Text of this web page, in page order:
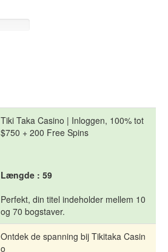
Tiki Taka Casino | Inloggen, 100% tot
$750 + 200 Free Spins
Længde : 59
Perfekt, din titel indeholder mellem 10
og 70 bogstaver.
Ontdek de spanning bij Tikitaka Casin
o